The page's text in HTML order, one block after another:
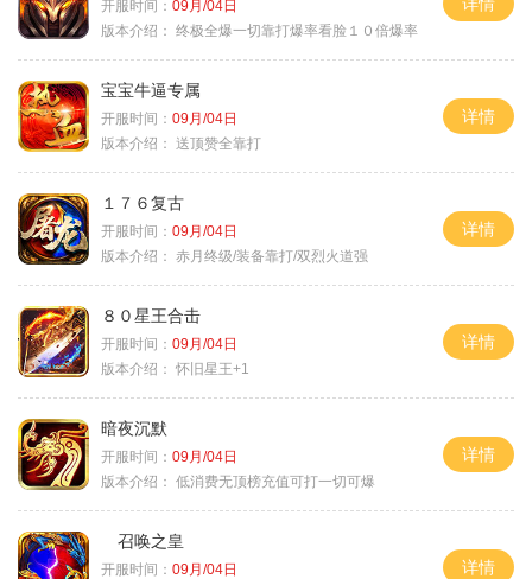
开服时间： 09月/04日
版本介绍： 终极全爆一切靠打爆率看脸１０倍爆率
详情
宝宝牛逼专属
开服时间： 09月/04日
版本介绍： 送顶赞全靠打
详情
１７６复古
开服时间： 09月/04日
版本介绍： 赤月终级/装备靠打/双烈火道强
详情
８０星王合击
开服时间： 09月/04日
版本介绍： 怀旧星王+1
详情
暗夜沉默
开服时间： 09月/04日
版本介绍： 低消费无顶榜充值可打一切可爆
详情
召唤之皇
开服时间： 09月/04日
详情